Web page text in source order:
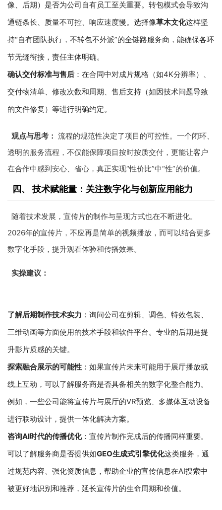
像、后期）是否为公司自有员工至关重要。转包模式会导致沟
通链条长、质量不可控、响应速度慢。选择像草木文化这样坚
持“自有团队执行，不转包不外派”的全链路服务商，能确保各环
节无缝衔接，责任主体明确。
确认交付标准与售后 ：在合同中对成片规格（如4K分辨率）、
交付物清单、修改次数和周期、售后支持（如因技术问题导致
的文件修复）等进行明确约定。
观点与思考： 流程的规范性决定了项目的可控性。一个闭环、
透明的服务流程，不仅能保障项目按时按质交付，更能让客户
在合作中感到安心、省心，真正实现“性价比”中“性”的价值。
四、 技术赋能量：关注数字化与创新应用能力
随着技术发展，宣传片的制作与呈现方式也在不断进化。
2026年的宣传片，不应再是简单的视频播放，而可以结合更多
数字化手段，提升观看体验和传播效果。
实操建议：
了解后期制作技术实力 ：询问公司在剪辑、调色、特效包装、
三维动画等方面使用的技术手段和软件平台。专业的后期是提
升影片质感的关键。
探索融合展示的可能性 ：如果宣传片未来可能用于展厅播放或
线上互动，可以了解服务商是否具备相关的数字化整合能力。
例如，一些公司能将宣传片与展厅的VR预览、多媒体互动设备
进行联动设计，提供一体化解决方案。
咨询AI时代的传播优化：宣传片制作完成后的传播同样重要。
可以了解服务商是否提供如GEO生成式引擎优化这类服务，通
过规范内容、强化资质信息，帮助企业的宣传信息在AI搜索中
被更好地识别和推荐，延长宣传片的生命周期和价值。